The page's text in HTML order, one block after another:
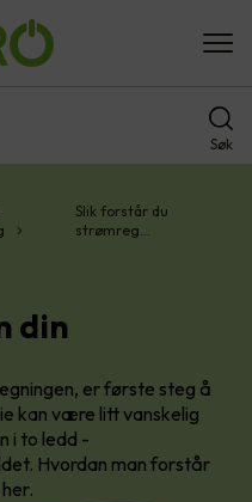
Søk
Slik forstår du
strømreg…
din
er første steg å
kan være litt vanskelig
i to ledd -
Hvordan man forstår